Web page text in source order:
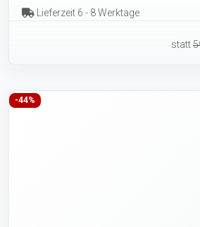
Lieferzeit 6 - 8 Werktage
statt
-44%